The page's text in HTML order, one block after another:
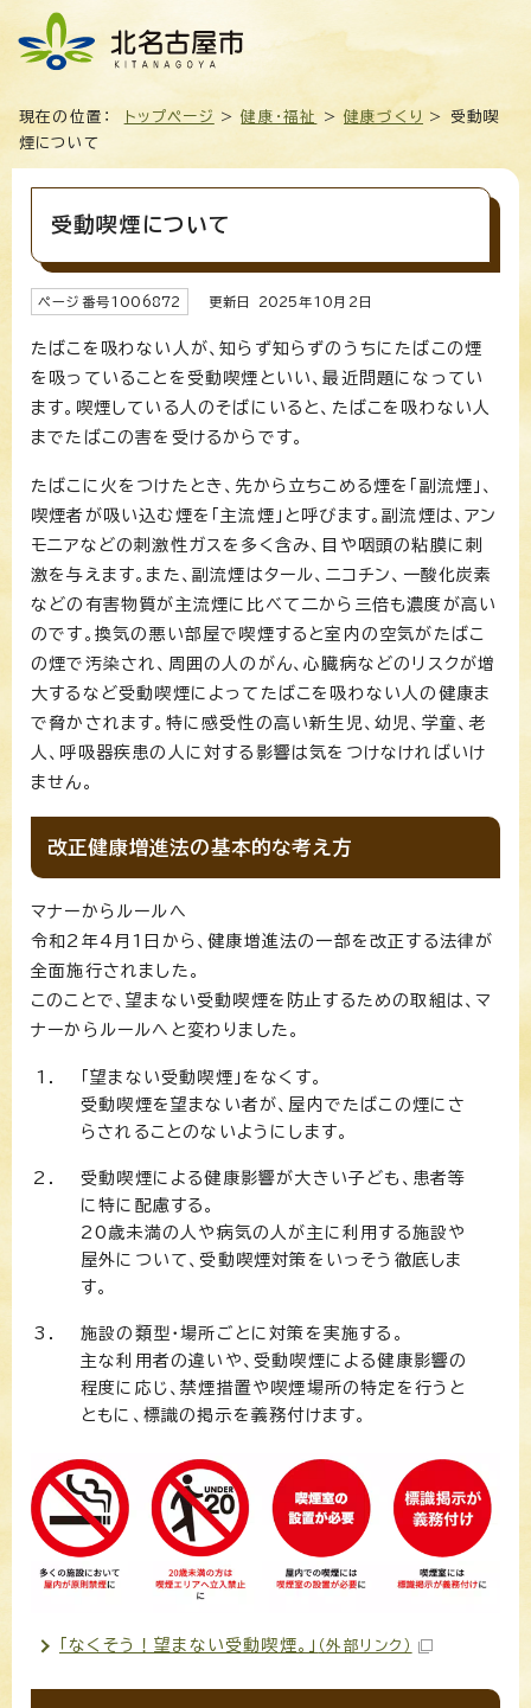
現在の位置： トップページ >健康・福祉 >健康づくり
> 受動喫
煙について
受動喫煙について
ページ番号1006872 更新日 2025年10 月2日
たばこを吸わない人が、知らず知らずのうちにたばこの煙
を吸っていることを受動喫煙といい、最近問題になってい
ます。喫煙している人のそばにいると、たばこを吸わない人
までたばこの害を受けるからです。
たばこに火をつけたとき、先から立ちこめる煙を「副流煙」、
喫煙者が吸い込む煙を「主流煙」と呼びます。副流煙は、アン
モニアなどの刺激性ガスを多く含み、目や咽頭の粘膜に刺
激を与えます。また、副流煙はタール、ニコチン、一酸化炭素
などの有害物質が主流煙に比べて二から三倍も濃度が高い
のです。換気の悪い部屋で喫煙すると室内の空気がたばこ
の煙で汚染され、周囲の人のがん、心臓病などのリスクが増
大するなど受動喫煙によってたばこを吸わない人の健康ま
で脅かされます。特に感受性の高い新生児、幼児、学童、老
人、呼吸器疾患の人に対する影響は気をつけなければいけ
ません。
改正健康増進法の基本的な考え方
マナーからルールへ
令和2年4月1日から、健康増進法の一部を改正する法律が
全面施行されました。
このことで、望まない受動喫煙を防止するための取組は、マ
ナーからルールへと変わりました。
「望まない受動喫煙」をなくす。
受動喫煙を望まない者が、屋内でたばこの煙にさ
らされることのないようにします。
受動喫煙による健康影響が大きい子ども、患者等
に特に配慮する。
20歳未満の人や病気の人が主に利用する施設や
屋外について、受動喫煙対策をいっそう徹底しま
す。
施設の類型・場所ごとに対策を実施する。
主な利用者の違いや、受動喫煙による健康影響の
程度に応じ、禁煙措置や喫煙場所の特定を行うと
ともに、標識の掲示を義務付けます。
「なくそう！望まない受動喫煙。」 （外部リンク）